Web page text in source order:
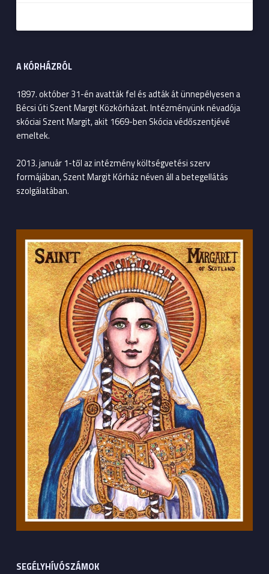
A KÓRHÁZRÓL
1897. október 31-én avatták fel és adták át ünnepélyesen a
Bécsi úti Szent Margit Közkórházat. Intézményünk névadója
skóciai Szent Margit, akit 1669-ben Skócia védőszentjévé
emeltek.
2013. január 1-től az intézmény költségvetési szerv
formájában, Szent Margit Kórház néven áll a betegellátás
szolgálatában.
SEGÉLYHÍVÓSZÁMOK